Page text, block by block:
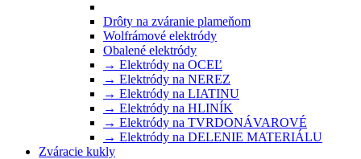
Drôty na zváranie plameňom
Wolfrámové elektródy
Obalené elektródy
→ Elektródy na OCEĽ
→ Elektródy na NEREZ
→ Elektródy na LIATINU
→ Elektródy na HLINÍK
→ Elektródy na TVRDONÁVAROVÉ
→ Elektródy na DELENIE MATERIÁLU
Zváracie kukly